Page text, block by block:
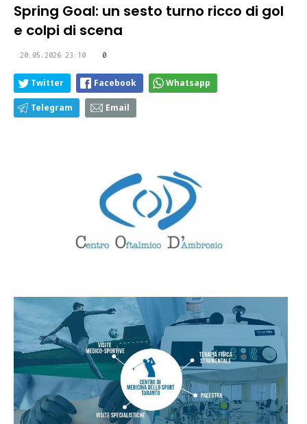
Spring Goal: un sesto turno ricco di gol
e colpi di scena
20.05.2026 23:10 0
Twitter Facebook Whatsapp
Telegram Email